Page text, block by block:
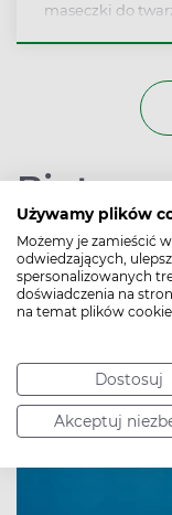
Używamy plików
Możemy je zamieścić
odwiedzających,
spersonalizowanych
doświadczenia na
na temat plików
Dostosuj
Akceptuj
maseczki do
Ceramidy
preparatów
szamponów i
Biotyna
Autor: Beata Turska